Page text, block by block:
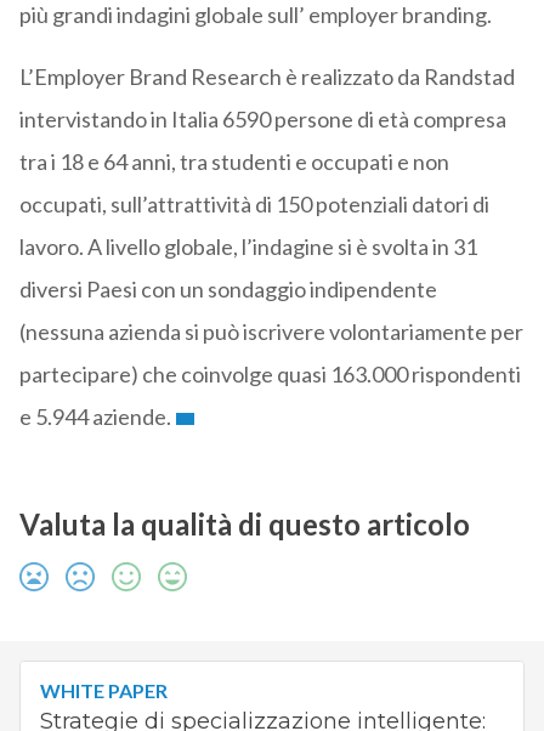
più grandi indagini globale sull’ employer branding.
L’Employer Brand Research è realizzato da Randstad
intervistando in Italia 6590 persone di età compresa
tra i 18 e 64 anni, tra studenti e occupati e non
occupati, sull’attrattività di 150 potenziali datori di
lavoro. A livello globale, l’indagine si è svolta in 31
diversi Paesi con un sondaggio indipendente
(nessuna azienda si può iscrivere volontariamente per
partecipare) che coinvolge quasi 163.000 rispondenti
e 5.944 aziende.
Valuta la qualità di questo articolo
WHITE PAPER
Strategie di specializzazione intelligente: